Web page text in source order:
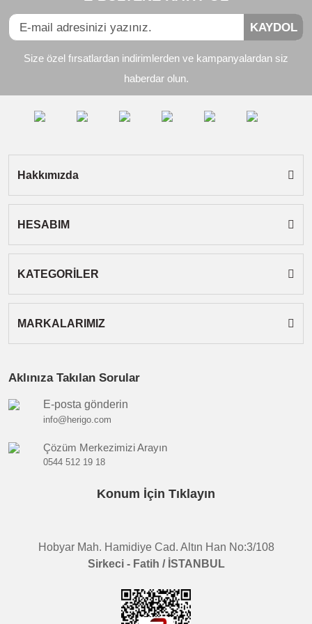
Ürün bilgilerinde hatalar bulunuyor.
Ürün fiyatı diğer sitelerden daha pahalı.
Gönder
KAYDOL
Size özel fırsatlardan indirimlerden ve kampanyalardan siz
haberdar olun.
Hakkımızda
HESABIM
KATEGORİLER
MARKALARIMIZ
Aklınıza Takılan Sorular
E-posta gönderin
info@herigo.com
Çözüm Merkezimizi Arayın
0544 512 19 18
Konum İçin Tıklayın
Hobyar Mah. Hamidiye Cad. Altın Han No:3/108
Sirkeci - Fatih / İSTANBUL